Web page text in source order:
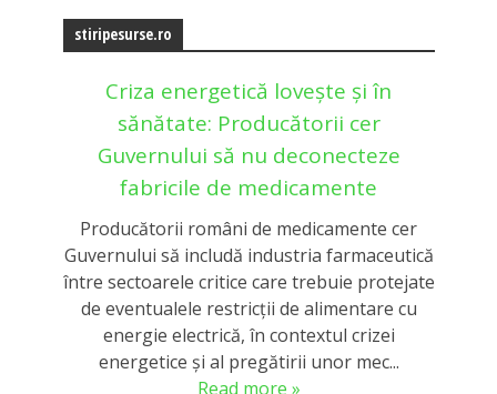
stiripesurse.ro
Criza energetică lovește și în
sănătate: Producătorii cer
Guvernului să nu deconecteze
fabricile de medicamente
Producătorii români de medicamente cer
Guvernului să includă industria farmaceutică
între sectoarele critice care trebuie protejate
de eventualele restricții de alimentare cu
energie electrică, în contextul crizei
energetice și al pregătirii unor mec...
Read more »